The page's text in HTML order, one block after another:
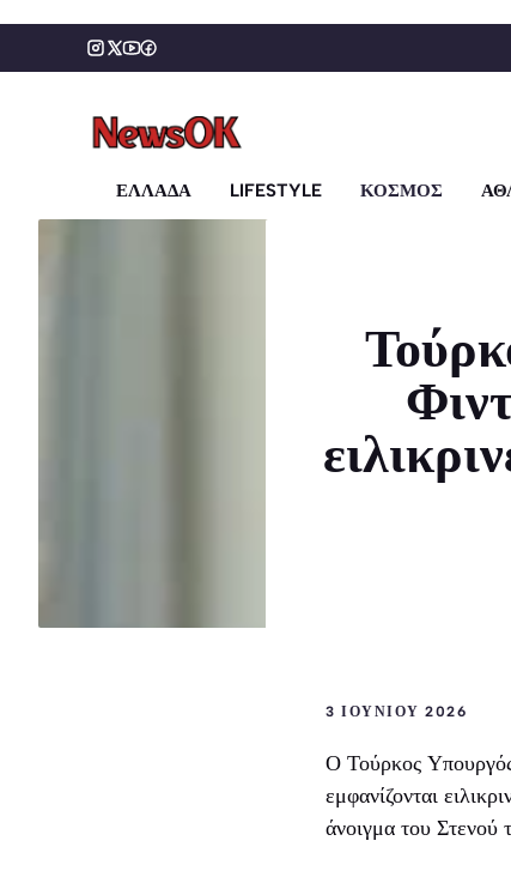
περιεχόμενο
ΕΛΛΑΔΑ LIFESTYLE ΚΟΣΜΟΣ
3 ΙΟΥΝΊΟΥ 2026
Ο Τούρκος
εμφανίζονται
άνοιγμα του